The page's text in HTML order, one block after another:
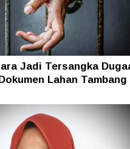
Jadi Tersangka
Lahan Tambang